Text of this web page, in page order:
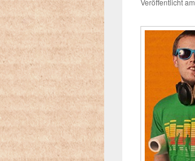
Veröffentlicht am